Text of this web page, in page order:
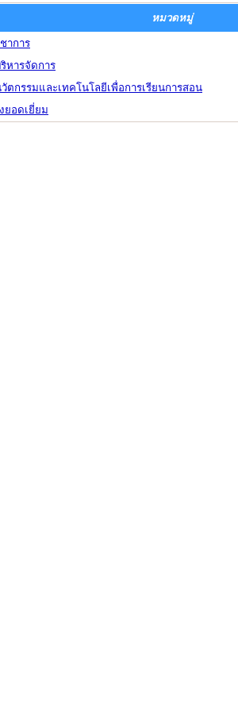
หมวดหมู่
าการ
หารจัดการ
ตกรรมและเทคโนโลยีเพื่อการเรียนการสอน
ยอดเยี่ยม